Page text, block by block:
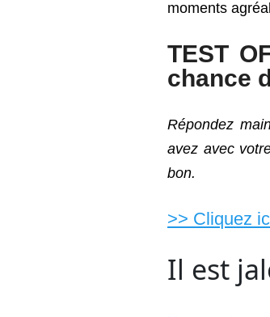
moments
TEST
chance
Répondez
avez avec
bon.
>> Cliquez
Il est